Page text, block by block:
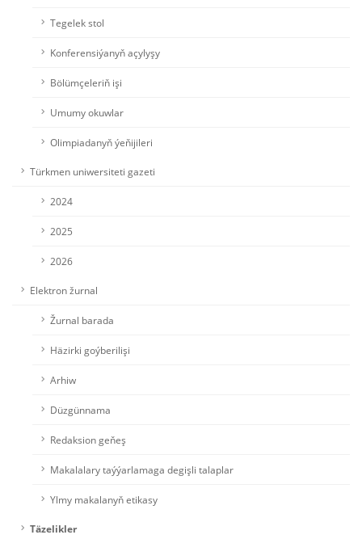
Tegelek stol
Konferensiýanyň açylyşy
Bölümçeleriň işi
Umumy okuwlar
Olimpiadanyň ýeňijileri
Türkmen uniwersiteti gazeti
2024
2025
2026
Elektron žurnal
Žurnal barada
Häzirki goýberilişi
Arhiw
Düzgünnama
Redaksion geňeş
Makalalary taýýarlamaga degişli talaplar
Ylmy makalanyň etikasy
Täzelikler